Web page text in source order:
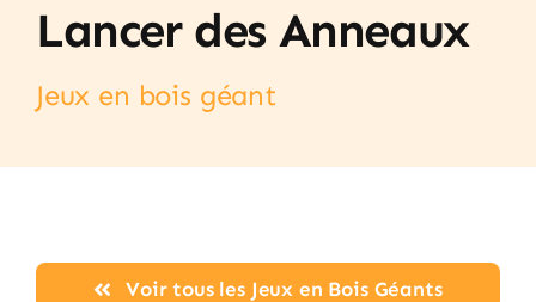
Arbre de Noël
Lancer des Anneaux
Jeux en bois géant
Voir tous les Jeux en Bois Géants